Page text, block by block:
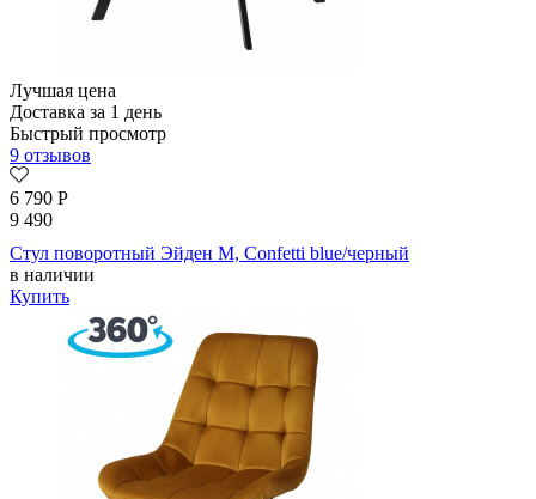
Лучшая цена
Доставка за 1 день
Быстрый просмотр
9 отзывов
6 790 Р
9 490
Стул поворотный Эйден М, Confetti blue/черный
в наличии
Купить